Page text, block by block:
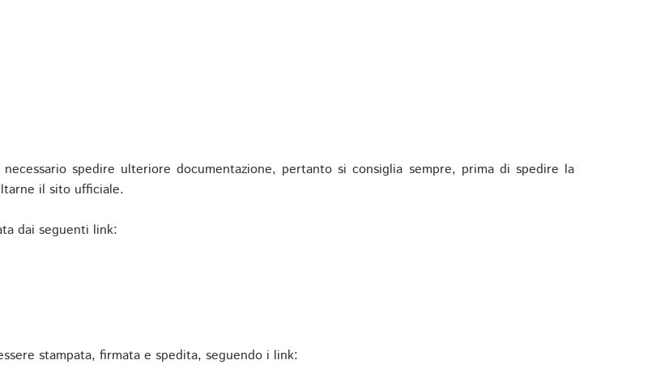
spedire ulteriore documentazione, pertanto si consiglia sempre, prima di spedire la
il sito ufficiale.
dai seguenti link:
stampata, firmata e spedita, seguendo i link: